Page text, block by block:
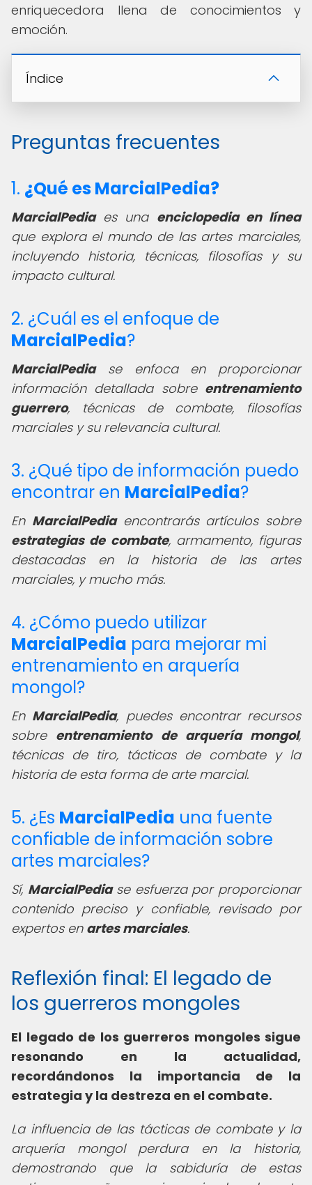
enriquecedora llena de conocimientos y
emoción.
Índice
Preguntas frecuentes
1. ¿Qué es MarcialPedia?
MarcialPediaes una enciclopedia en línea
que explora el mundo de las artes marciales,
incluyendo historia, técnicas, filosofías y su
impacto cultural.
2. ¿Cuál es el enfoque de
MarcialPedia?
MarcialPediase enfoca en proporcionar
información detallada sobre entrenamiento
guerrero, técnicas de combate, filosofías
marciales y su relevancia cultural.
3. ¿Qué tipo de información puedo
encontrar en MarcialPedia?
En MarcialPediaencontrarás artículos sobre
estrategias de combate, armamento, figuras
destacadas en la historia de las artes
marciales, y mucho más.
4. ¿Cómo puedo utilizar
MarcialPedia para mejorar mi
entrenamiento en arquería
mongol?
En MarcialPedia, puedes encontrar recursos
sobre entrenamiento de arquería mongol,
técnicas de tiro, tácticas de combate y la
historia de esta forma de arte marcial.
5. ¿Es MarcialPedia una fuente
confiable de información sobre
artes marciales?
Sí, MarcialPediase esfuerza por proporcionar
contenido preciso y confiable, revisado por
expertos en artes marciales.
Reflexión final: El legado de
los guerreros mongoles
El legado de los guerreros mongoles sigue
resonando en la actualidad,
recordándonos la importancia de la
estrategia y la destreza en el combate.
La influencia de las tácticas de combate y la
arquería mongol perdura en la historia,
demostrando que la sabiduría de estas